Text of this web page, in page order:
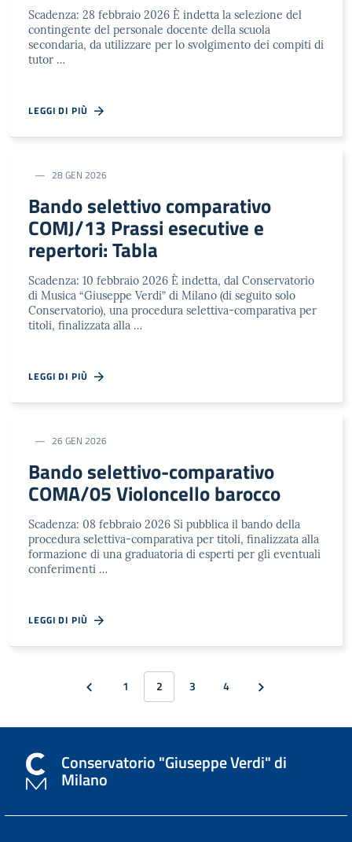
Scadenza: 28 febbraio 2026 È indetta la selezione del
contingente del personale docente della scuola
secondaria, da utilizzare per lo svolgimento dei compiti di
tutor …
LEGGI DI PIÙ
28 GEN 2026
Bando selettivo comparativo
COMJ/13 Prassi esecutive e
repertori: Tabla
Scadenza: 10 febbraio 2026 È indetta, dal Conservatorio
di Musica “Giuseppe Verdi” di Milano (di seguito solo
Conservatorio), una procedura selettiva-comparativa per
titoli, finalizzata alla …
LEGGI DI PIÙ
26 GEN 2026
Bando selettivo-comparativo
COMA/05 Violoncello barocco
Scadenza: 08 febbraio 2026 Si pubblica il bando della
procedura selettiva-comparativa per titoli, finalizzata alla
formazione di una graduatoria di esperti per gli eventuali
conferimenti …
LEGGI DI PIÙ
1 2 3 4
Conservatorio "Giuseppe Verdi" di
Milano